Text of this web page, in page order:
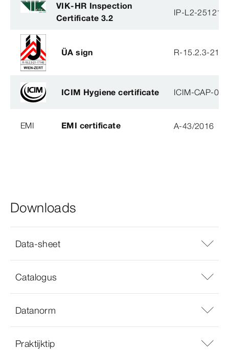
VIK-HR Inspection
Certificate 3.2
IP-L2-
ÜA sign R-15.2.3-21-
ICIM Hygiene certificate ICIM-CAP-
EMI EMI certificate A-43/2016
Downloads
Data-sheet
Catalogus
Datanorm
Praktijktip